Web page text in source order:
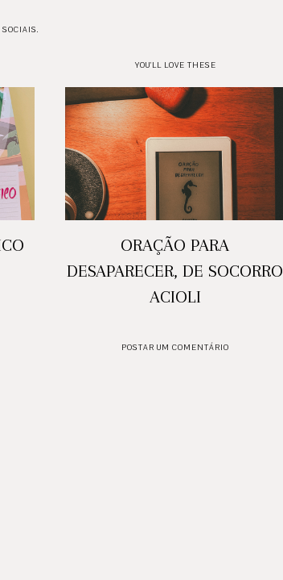
YOU'LL LOVE THESE
ORAÇÃO PARA
DESAPARECER, DE SOCORRO
ACIOLI
POSTAR UM COMENTÁRIO